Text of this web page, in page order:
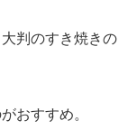
判のすき焼きの
おすすめ。